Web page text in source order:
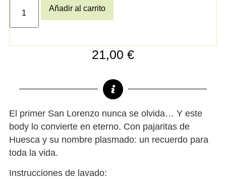
Añadir al carrito
21,00 €
El primer San Lorenzo nunca se olvida… Y este
body lo convierte en eterno. Con pajaritas de
Huesca y su nombre plasmado: un recuerdo para
toda la vida.
Instrucciones de lavado: